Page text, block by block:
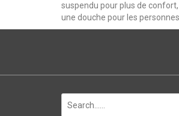
suspendu pour plus de
une douche pour les